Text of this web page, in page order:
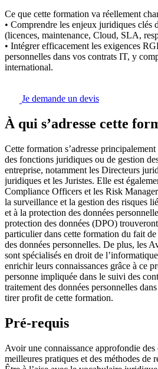
Ce que cette formation va réellement
• Comprendre les enjeux juridiques clés
(licences, maintenance, Cloud, SLA,
• Intégrer efficacement les exigences
personnelles dans vos contrats IT, y
international.
Je demande un devis
À qui s’adresse cette
Cette formation s’adresse
des fonctions juridiques ou de gestion
entreprise, notamment les Directeurs
juridiques et les Juristes. Elle est
Compliance Officers et les Risk
la surveillance et la gestion des risques
et à la protection des données
protection des données (DPO)
particulier dans cette formation du fait
des données personnelles. De plus, les
sont spécialisés en droit de
enrichir leurs connaissances grâce à ce
personne impliquée dans le suivi des
traitement des données personnelles
tirer profit de cette formation.
Pré-requis
Avoir une connaissance approfondie
meilleures pratiques et des méthodes de